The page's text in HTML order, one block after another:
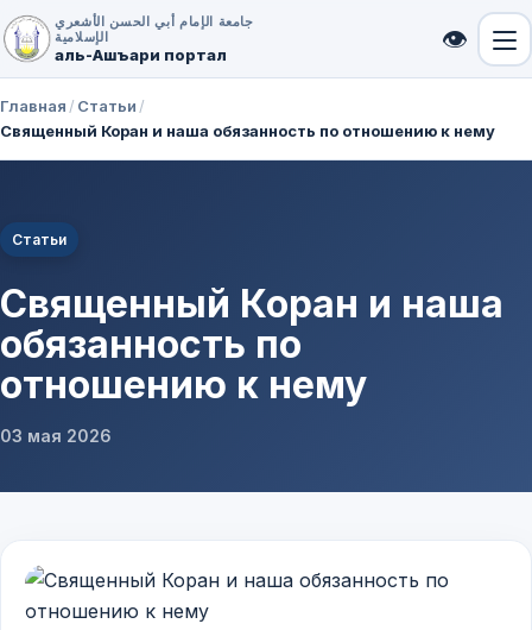
جامعة الإمام أبي الحسن الأشعري
الإسلامية
аль-Ашъари портал 👁
Главная / Статьи /
Священный Коран и наша обязанность по отношению к нему
Статьи
Священный Коран и наша
обязанность по
отношению к нему
03 мая 2026